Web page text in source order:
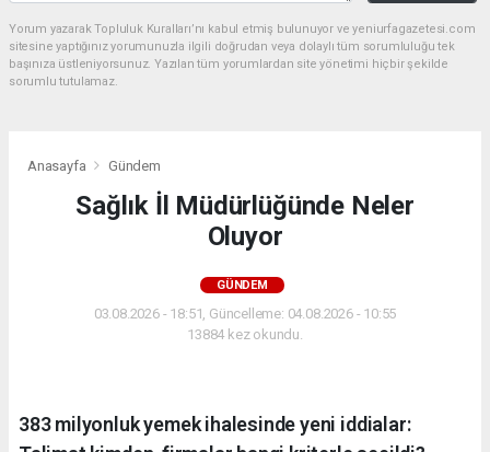
Yorum yazarak Topluluk Kuralları’nı kabul etmiş bulunuyor ve yeniurfagazetesi.com
sitesine yaptığınız yorumunuzla ilgili doğrudan veya dolaylı tüm sorumluluğu tek
başınıza üstleniyorsunuz. Yazılan tüm yorumlardan site yönetimi hiçbir şekilde
sorumlu tutulamaz.
Anasayfa Gündem
Sağlık İl Müdürlüğünde Neler
Oluyor
GÜNDEM
03.08.2026 - 18:51, Güncelleme: 04.08.2026 - 10:55
13884 kez okundu.
383 milyonluk yemek ihalesinde yeni iddialar: